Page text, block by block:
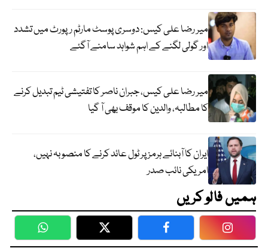
میر رضا علی کیس: دوسری پوسٹ مارٹم رپورٹ میں تشدد
اور گولی لگنے کے اہم شواہد سامنے آگئے
میر رضا علی کیس، جبران ناصر کا تفتیشی ٹیم تبدیل کرنے
کا مطالبہ، والدین کا موقف بھی آ گیا
ایران کا آبنائے ہرمز پر ٹول عائد کرنے کا منصوبہ نہیں،
امریکی نائب صدر
ہمیں فالو کریں
WhatsApp Twitter Facebook